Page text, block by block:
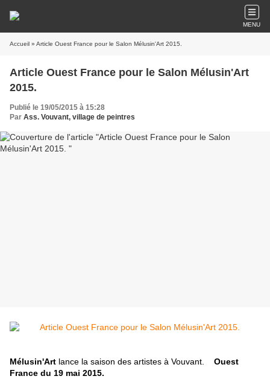
MENU
Accueil » Article Ouest France pour le Salon Mélusin'Art 2015.
Article Ouest France pour le Salon Mélusin'Art
2015.
Publié le 19/05/2015 à 15:28
Par Ass. Vouvant, village de peintres
Mélusin'Art lance la saison des artistes à Vouvant. Ouest
France du 19 mai 2015.